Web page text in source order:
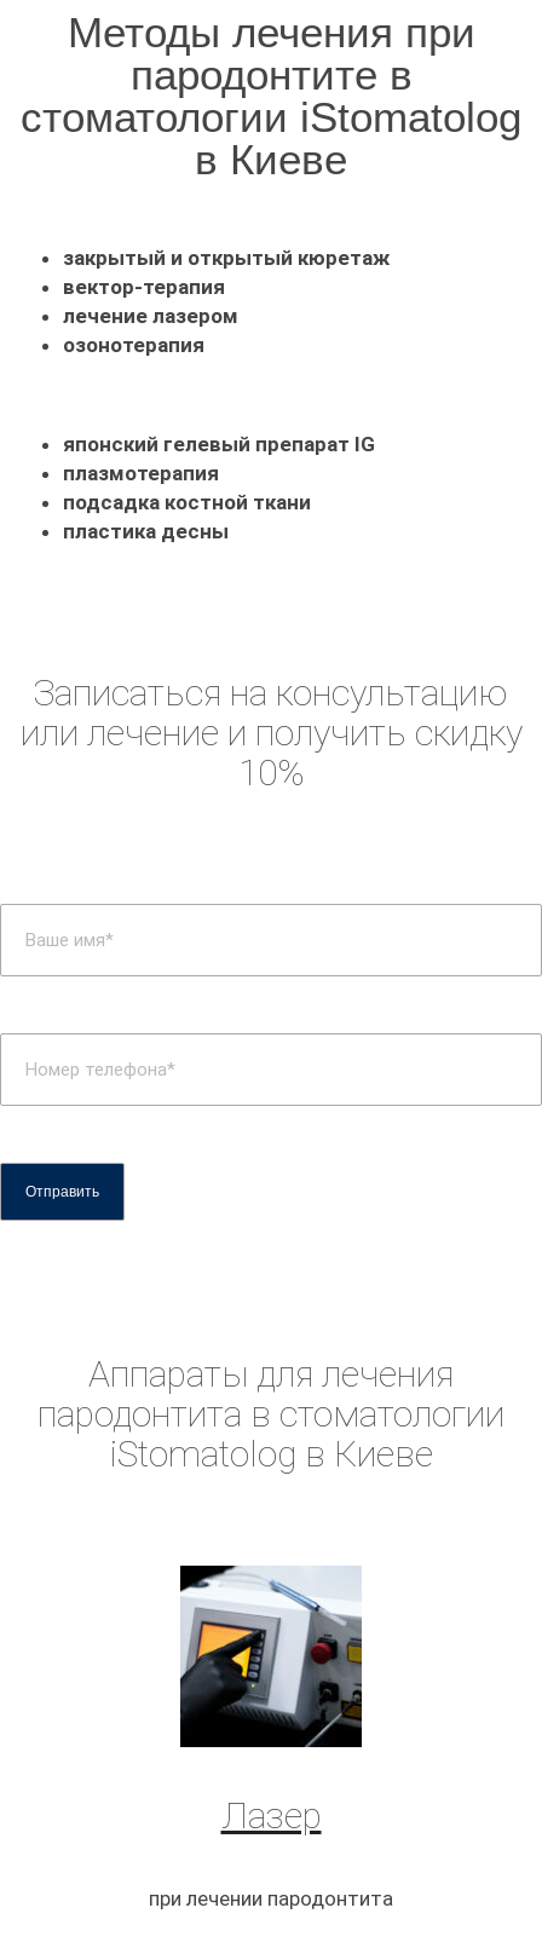
Методы лечения при
пародонтите в
стоматологии iStomatolog
в Киеве
закрытый и открытый кюретаж
вектор-терапия
лечение лазером
озонотерапия
японский гелевый препарат IG
плазмотерапия
подсадка костной ткани
пластика десны
Записаться на консультацию
или лечение и получить скидку
10%
Аппараты для лечения
пародонтита в стоматологии
iStomatolog в Киеве
Лазер
при лечении пародонтита